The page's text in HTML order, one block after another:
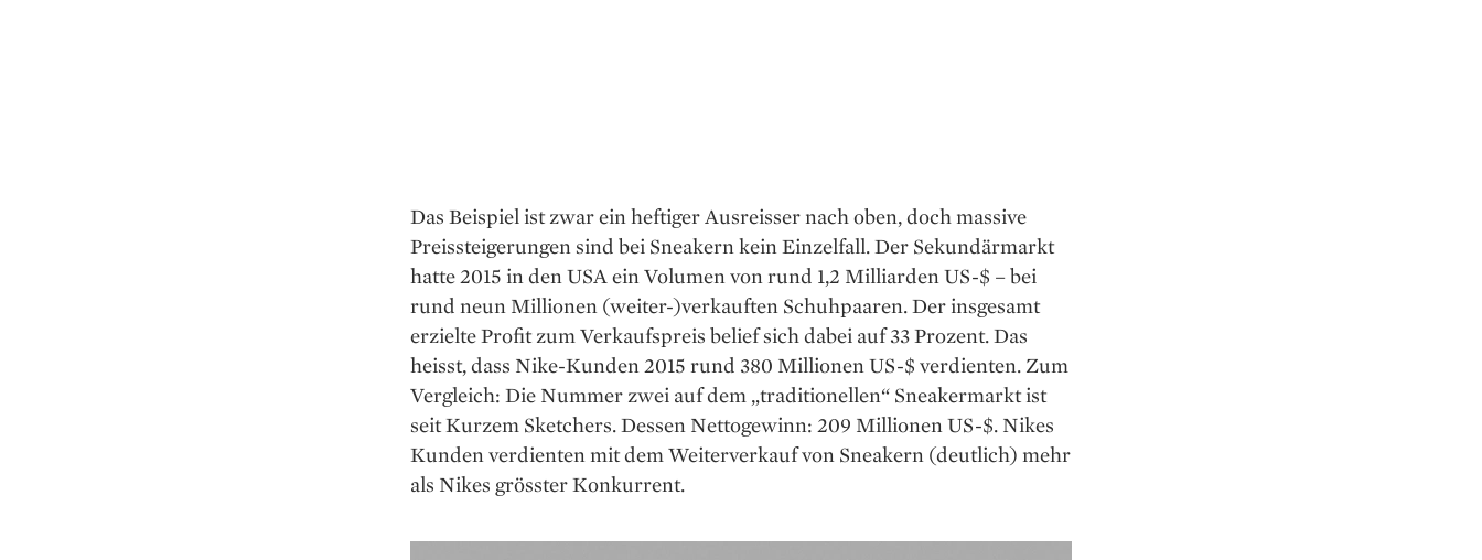
Das Beispiel ist zwar ein heftiger Ausreisser nach oben, doch massive
Preissteigerungen sind bei Sneakern kein Einzelfall. Der Sekundärmarkt
hatte 2015 in den USA ein Volumen von rund 1,2 Milliarden US-$ – bei
rund neun Millionen (weiter-)verkauften Schuhpaaren. Der insgesamt
erzielte Profit zum Verkaufspreis belief sich dabei auf 33 Prozent. Das
heisst, dass Nike-Kunden 2015 rund 380 Millionen US-$ verdienten. Zum
Vergleich: Die Nummer zwei auf dem „traditionellen“ Sneakermarkt ist
seit Kurzem Sketchers. Dessen Nettogewinn: 209 Millionen US-$. Nikes
Kunden verdienten mit dem ­Weiterverkauf von Sneakern (deutlich) mehr
als Nikes grösster Konkurrent.